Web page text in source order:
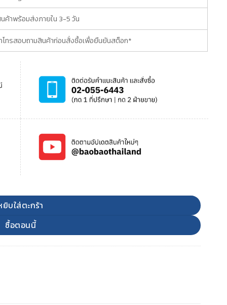
ค้าพร้อมส่งภายใน 3-5 วัน
ทรสอบถามสินค้าก่อนสั่งซื้อเพื่อยืนยันสต็อก*
ยิบใส่ตะกร้า
ซื้อตอนนี้